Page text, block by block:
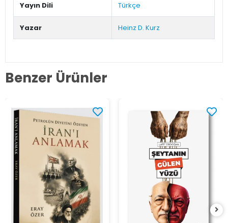
Yayın Dili Türkçe
Yazar Heinz D. Kurz
Benzer Ürünler